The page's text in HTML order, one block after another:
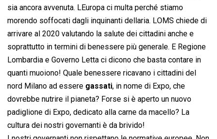
sia ancora avvenuta. LEuropa ci multa perché stiamo
morendo soffocati dagli inquinanti dellaria. LOMS chiede di
arrivare al 2020 valutando la salute dei cittadini anche e
soprattutto in termini di benessere più generale. E Regione
Lombardia e Governo Letta ci dicono che basta contare in
quanti muoiono! Quale benessere ricavano i cittadini del
nord Milano ad essere gassati, in nome di Expo, che
dovrebbe nutrire il pianeta? Forse si è aperto un nuovo
padiglione di Expo, dedicato alla carne da macello? La
cultura dei nostri governanti è da brivido!